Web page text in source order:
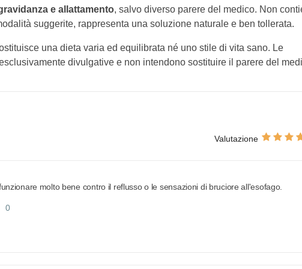
e allattamento, salvo diverso parere del medico. Non
suggerite, rappresenta una soluzione naturale e ben tollerata.
una dieta varia ed equilibrata né uno stile di vita sano. Le
divulgative e non intendono sostituire il parere del
Valutazione
molto bene contro il reflusso o le sensazioni di bruciore all'esofago.
0